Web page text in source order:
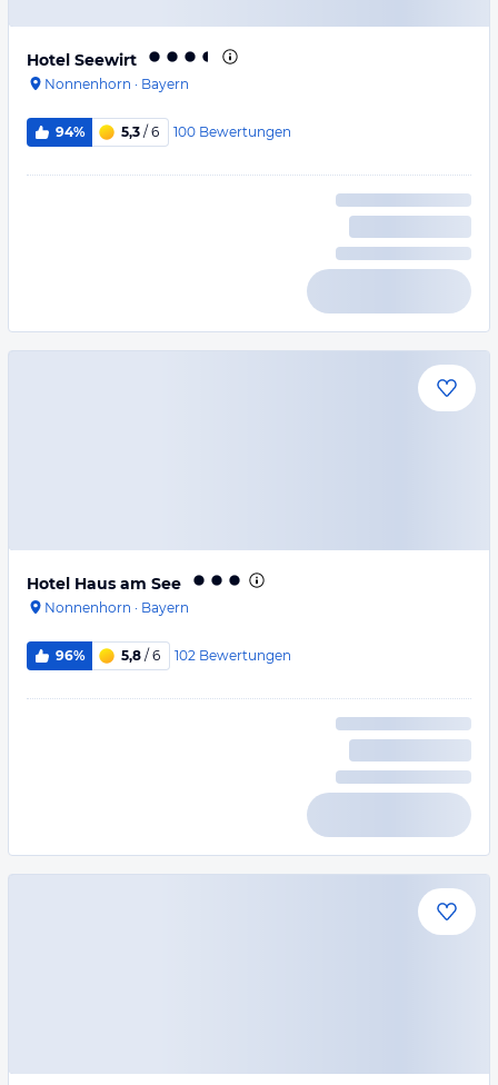
Hotel Seewirt
Nonnenhorn · Bayern
94% 5,3 / 6 100 Bewertungen
Hotel Haus am See
Nonnenhorn · Bayern
96% 5,8 / 6 102 Bewertungen